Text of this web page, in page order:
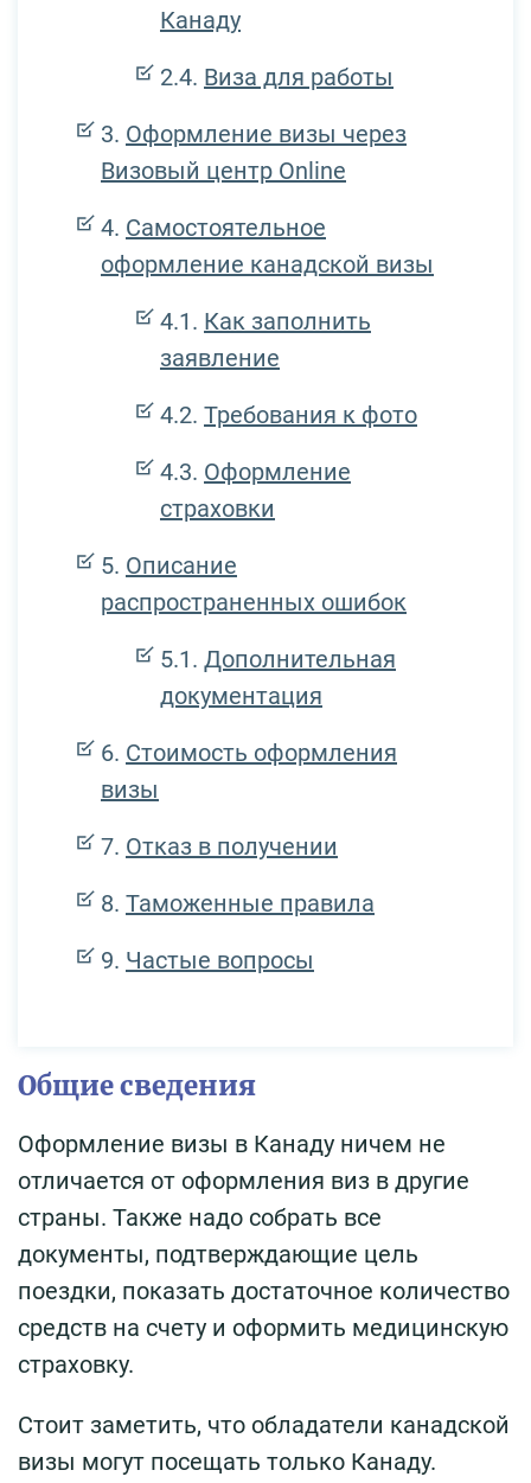
Канаду
Виза для работы
Оформление визы через
Визовый центр Online
Самостоятельное
оформление канадской визы
Как заполнить
заявление
Требования к фото
Оформление
страховки
Описание
распространенных ошибок
Дополнительная
документация
Стоимость оформления
визы
Отказ в получении
Таможенные правила
Частые вопросы
Общие сведения
Оформление визы в Канаду ничем не
отличается от оформления виз в другие
страны. Также надо собрать все
документы, подтверждающие цель
поездки, показать достаточное количество
средств на счету и оформить медицинскую
страховку.
Стоит заметить, что обладатели канадской
визы могут посещать только Канаду.